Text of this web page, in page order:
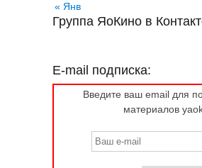
« Янв
Группа ЯоКино в
E-mail подписка:
Введите ваш email для
материалов